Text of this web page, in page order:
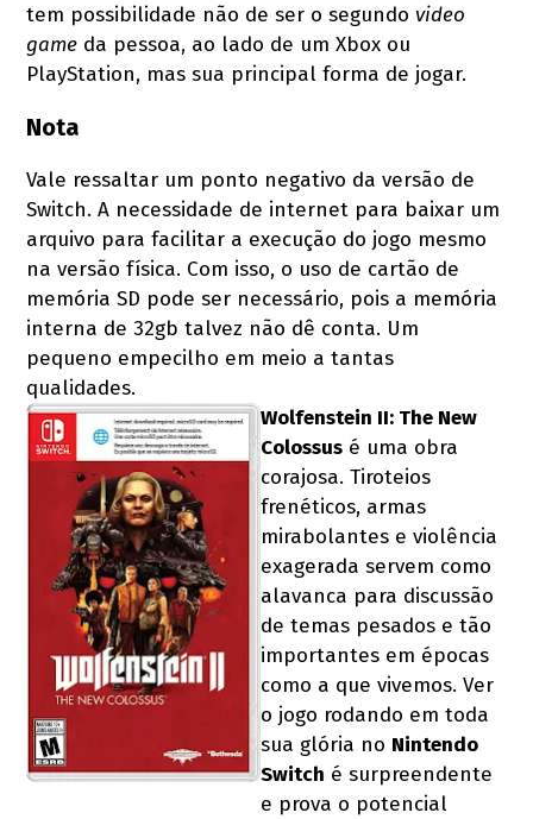
tem possibilidade não de ser o segundovideo
game da pessoa, ao lado de um Xbox ou
PlayStation, mas sua principal forma de jogar.
Nota
Vale ressaltar um ponto negativo da versão de
Switch. A necessidade de internet para baixar um
arquivo para facilitar a execução do jogo mesmo
na versão física. Com isso, o uso de cartão de
memória SD pode ser necessário, pois a memória
interna de 32gb talvez não dê conta. Um
pequeno empecilho em meio a tantas
qualidades.
Wolfenstein II: The New
Colossus é uma obra
corajosa. Tiroteios
frenéticos, armas
mirabolantes e violência
exagerada servem como
alavanca para discussão
de temas pesados e tão
importantes em épocas
como a que vivemos. Ver
o jogo rodando em toda
sua glória no Nintendo
Switch é surpreendente
e prova o potencial